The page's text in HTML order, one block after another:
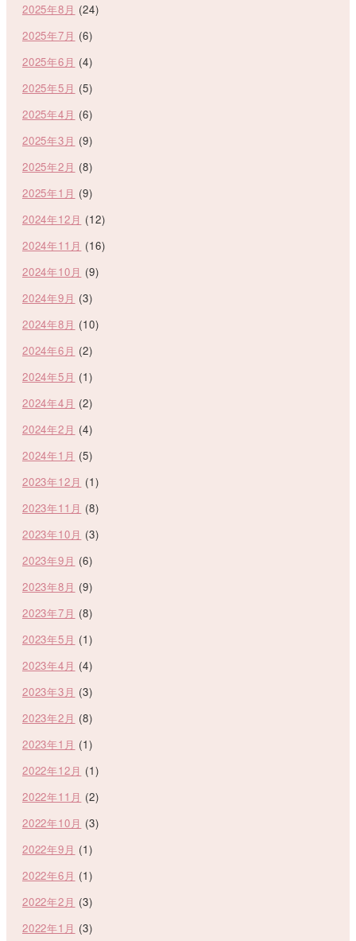
2025年8月 (24)
2025年7月 (6)
2025年6月 (4)
2025年5月 (5)
2025年4月 (6)
2025年3月 (9)
2025年2月 (8)
2025年1月 (9)
2024年12月 (12)
2024年11月 (16)
2024年10月 (9)
2024年9月 (3)
2024年8月 (10)
2024年6月 (2)
2024年5月 (1)
2024年4月 (2)
2024年2月 (4)
2024年1月 (5)
2023年12月 (1)
2023年11月 (8)
2023年10月 (3)
2023年9月 (6)
2023年8月 (9)
2023年7月 (8)
2023年5月 (1)
2023年4月 (4)
2023年3月 (3)
2023年2月 (8)
2023年1月 (1)
2022年12月 (1)
2022年11月 (2)
2022年10月 (3)
2022年9月 (1)
2022年6月 (1)
2022年2月 (3)
2022年1月 (3)